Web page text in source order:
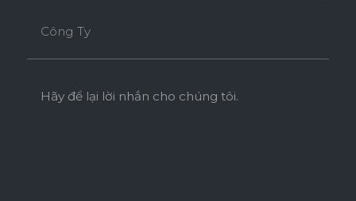
Công Ty
Hãy để lại lời nhắn cho chúng tôi.